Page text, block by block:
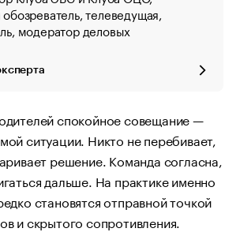
телеведущая,
модератор деловых
спокойное совещание —
ситуации. Никто не перебивает,
решение. Команда согласна,
дальше. На практике именно
становятся отправной точкой
и скрытого сопротивления.